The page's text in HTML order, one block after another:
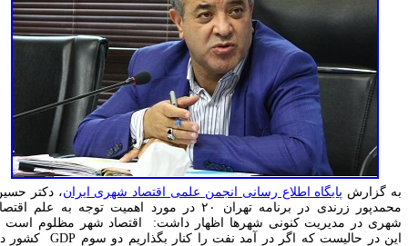
گزارشپایگاه اطلاع رسانی انجمن علمی اقتصاد شهری ایران ، دکتر حسین
محمدپور زرندی در برنامه تهران ۲۰ در مورد اهمیت توجه به علم اقتصاد
در مدیریت کنونی شهرها اظهار داشت: اقتصاد شهر مظلوم است و
در حالیست که اگر در آمد نفت را کنار بگذاریم دو سومGDPکشور در